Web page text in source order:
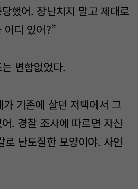
했어. 장난치지 말고 제대로
어디 있어?”
변함없었다.
기존에 살던 저택에서 그
. 경찰 조사에 따르면 자신
로 난도질한 모양이야. 사인